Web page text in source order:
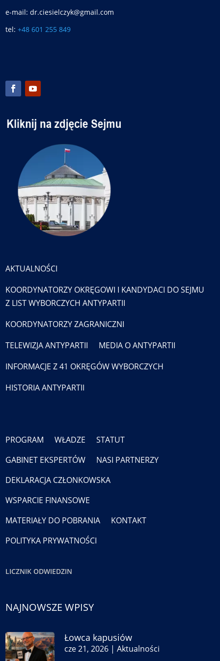
e-mail: dr.ciesielczyk@gmail.com
tel:+48 601 255 849
AKTUALNOŚCI
KOORDYNATORZY OKRĘGOWI I KANDYDACI DO SEJMU
Z LIST WYBORCZYCH ANTYPARTII
KOORDYNATORZY ZAGRANICZNI
TELEWIZJA ANTYPARTII
MEDIA O ANTYPARTII
INFORMACJE Z 41 OKRĘGÓW WYBORCZYCH
HISTORIA ANTYPARTII
PROGRAM WŁADZE
STATUT
GABINET EKSPERTÓW
NASI PARTNERZY
DEKLARACJA CZŁONKOWSKA
WSPARCIE FINANSOWE
MATERIAŁY DO POBRANIA
KONTAKT
POLITYKA PRYWATNOŚCI
LICZNIK ODWIEDZIN
NAJNOWSZE WPISY
Łowca kapusiów
cze 21, 2026 |Aktualności